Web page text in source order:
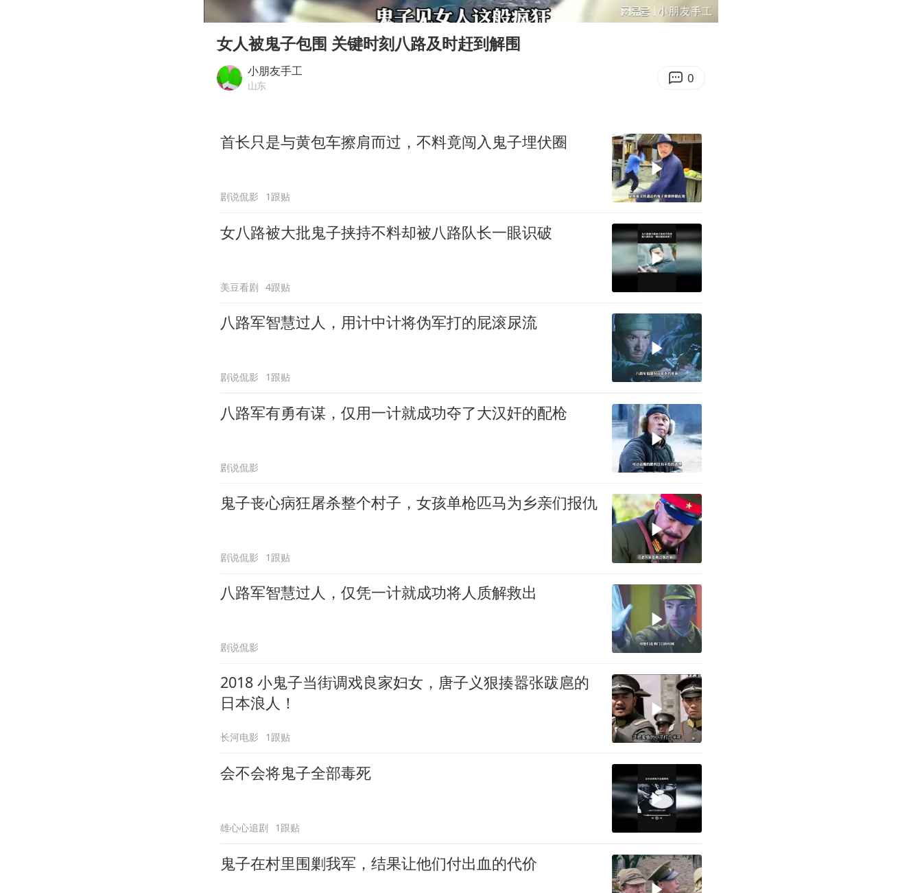
万岁山接盘烂尾恒大文旅城
泰国初中生饮弹自尽前开了26枪
女儿为争财产堵门阻挠父亲出殡
00:00
Enter
女人被鬼子包围 关键时刻八路及时赶到解围
小朋友手工
山东 0
首长只是与黄包车擦肩而过，不料竟闯入鬼子埋伏圈
剧说侃影 1跟贴
女八路被大批鬼子挟持不料却被八路队长一眼识破
美豆看剧 4跟贴
八路军智慧过人，用计中计将伪军打的屁滚尿流
剧说侃影 1跟贴
八路军有勇有谋，仅用一计就成功夺了大汉奸的配枪
剧说侃影
鬼子丧心病狂屠杀整个村子，女孩单枪匹马为乡亲们报仇
剧说侃影 1跟贴
八路军智慧过人，仅凭一计就成功将人质解救出
剧说侃影
2018 小鬼子当街调戏良家妇女，唐子义狠揍嚣张跋扈的
日本浪人！
长河电影 1跟贴
会不会将鬼子全部毒死
雄心心追剧 1跟贴
鬼子在村里围剿我军，结果让他们付出血的代价